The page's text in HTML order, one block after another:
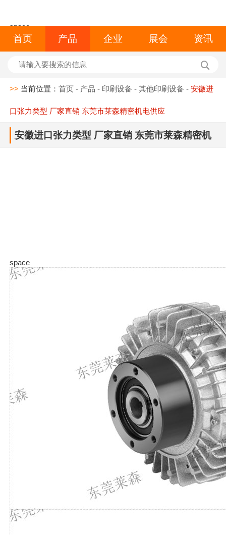
space
首页 产品 企业 展会 资讯
>> 当前位置：首页 - 产品 - 印刷设备 -其他印刷设备 -安徽进
口张力类型 厂家直销 东莞市莱森精密机电供应
安徽进口张力类型 厂家直销 东莞市莱森精密机
space